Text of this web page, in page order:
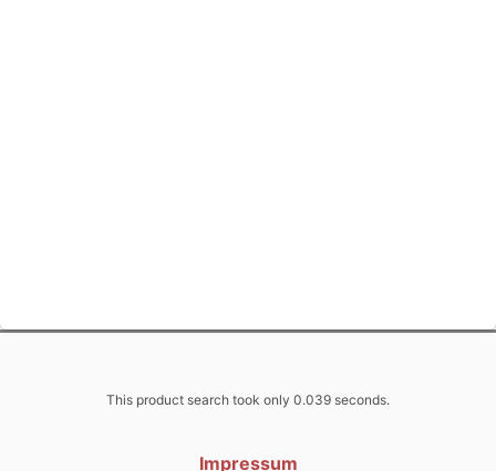
This product search took only 0.039 seconds.
Impressum